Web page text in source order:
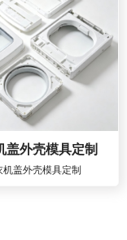
盖外壳模具定制
机盖外壳模具定制